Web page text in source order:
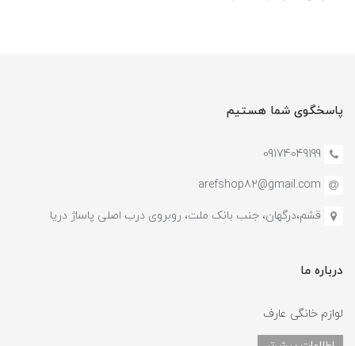
پاسخگوی شما هستیم
09174049199
arefshop82@gmail.com
قشم،درگهان، جنب بانک ملت، روبروی درب اصلی پاساژ دریا
درباره ما
لوازم خانگی عارف